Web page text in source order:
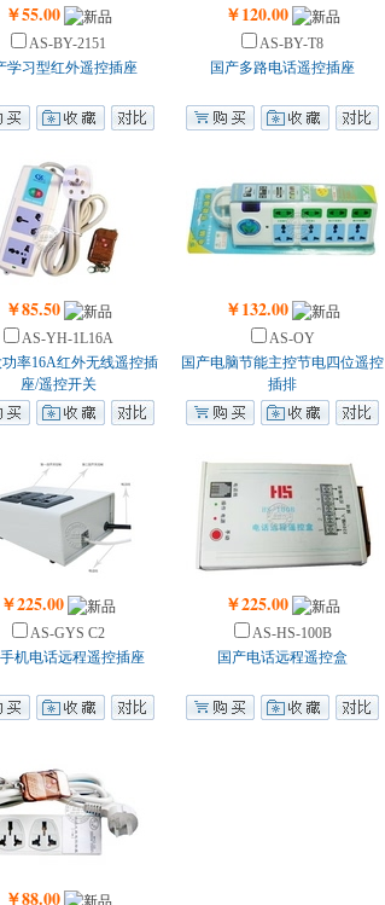
￥55.00
AS-BY-2151
学习型红外遥控插座
￥120.00
AS-BY-T8
国产多路电话遥控插座
￥85.50
AS-YH-1L16A
功率16A红外无线遥控插
座/遥控开关
￥132.00
AS-OY
国产电脑节能主控节电四位遥控
插排
￥225.00
AS-GYS C2
机电话远程遥控插座
￥225.00
AS-HS-100B
国产电话远程遥控盒
￥88.00